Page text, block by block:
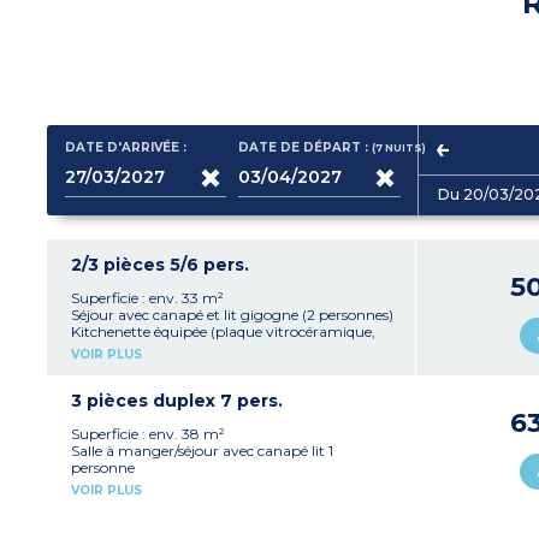
DATE D'ARRIVÉE : DATE DE DÉPART :(7NUITS)
Du 20/03/
2/3 pièces 5/6 pers.
Superficie : env. 33 m²
Séjour avec canapé et lit gigogne (2 personnes)
Kitchenette équipée (plaque vitrocéramique,
réfrigérateur, micro-ondes, lave-vaisselle,
Cabine sans fenêtre dans l’entrée avec 1 lit
superposé
Salle de bain/WC séparé
Balcon
VOIR PLUS
3 pièces duplex 7 pers.
Superficie : env. 38 m²
Salle à manger/séjour avec canapé lit 1
personne
Kitchenette équipée (plaque vitrocéramique,
VOIR PLUS